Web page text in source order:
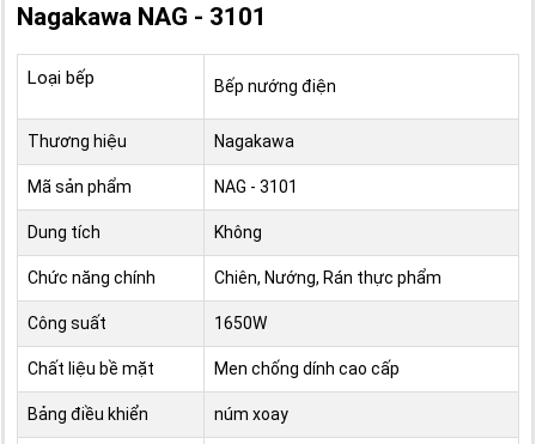
Nagakawa NAG - 3101
Loại bếp Bếp nướng điện
Thương hiệu Nagakawa
Mã sản phẩm NAG - 3101
Dung tích Không
Chức năng chính Chiên, Nướng, Rán thực phẩm
Công suất 1650W
Chất liệu bề mặt Men chống dính cao cấp
Bảng điều khiển núm xoay